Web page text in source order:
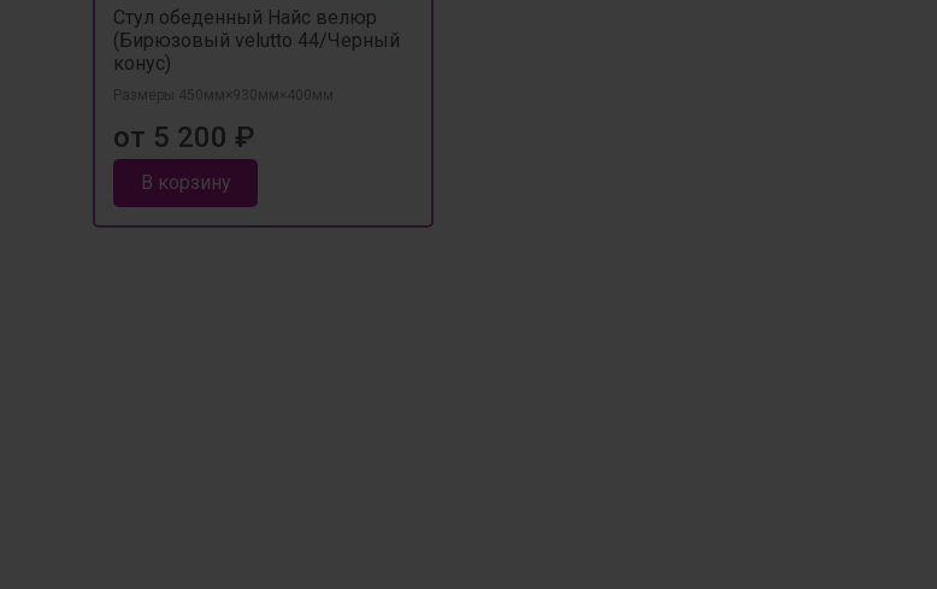
Стул обеденный Найс велюр
(Бирюзовый velutto 44/Черный
конус)
Размеры 450мм×930мм×400мм
от 5 200 ₽
В корзину